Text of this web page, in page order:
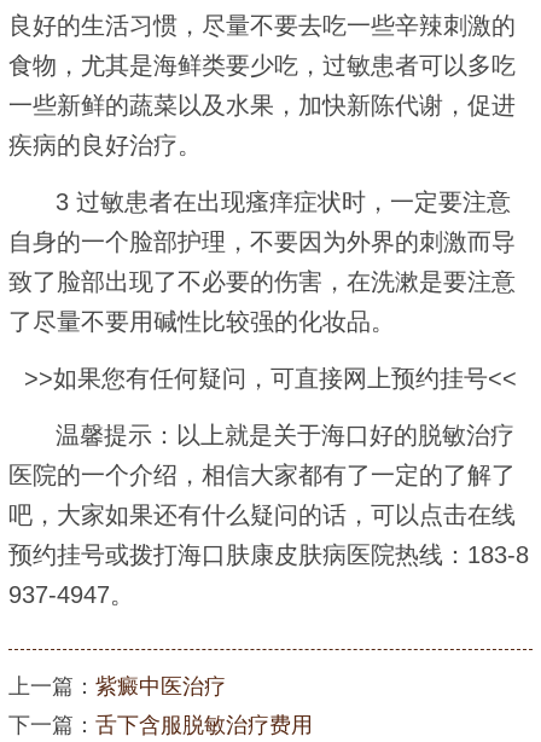
良好的生活习惯，尽量不要去吃一些辛辣刺激的
食物，尤其是海鲜类要少吃，过敏患者可以多吃
一些新鲜的蔬菜以及水果，加快新陈代谢，促进
疾病的良好治疗。
3 过敏患者在出现瘙痒症状时，一定要注意
自身的一个脸部护理，不要因为外界的刺激而导
致了脸部出现了不必要的伤害，在洗漱是要注意
了尽量不要用碱性比较强的化妆品。
>>如果您有任何疑问，可直接网上预约挂号<<
温馨提示：以上就是关于海口好的脱敏治疗
医院的一个介绍，相信大家都有了一定的了解了
吧，大家如果还有什么疑问的话，可以点击在线
预约挂号或拨打海口肤康皮肤病医院热线：183-8
937-4947。
上一篇： 紫癜中医治疗
下一篇： 舌下含服脱敏治疗费用